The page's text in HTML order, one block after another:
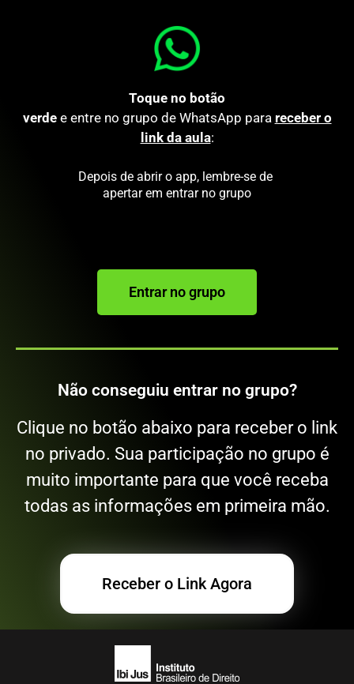
Toque no botão
verdee entre no grupo de WhatsApp para receber o
link da aula:
Depois de abrir o app, lembre-se de
apertar em entrar no grupo
Entrar no grupo
Não conseguiu entrar no grupo?
Clique no botão abaixo para receber o link
no privado. Sua participação no grupo é
muito importante para que você receba
todas as informações em primeira mão.
Receber o Link Agora